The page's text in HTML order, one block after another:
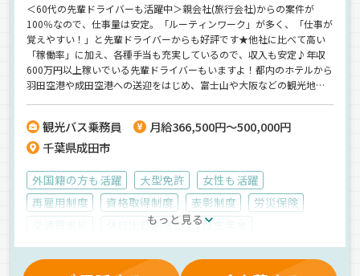
＜60代の先輩ドライバーも活躍中＞親会社(旅行会社)からの案件が
100％なので、仕事量は安定。「ルーティンワーク」が多く、「仕事が
覚えやすい！」と先輩ドライバーからも好評です★他社に比べて高い
「稼働率」に加え、各種手当も充実しているので、収入も安定♪年収
600万円以上稼いでいる先輩ドライバーもいますよ！都内のホテルから
羽田空港や成田空港への送迎をはじめ、富士山や大阪などの観光地に
募集中！＞【勤続5年で年収800万円、勤続10年で年収1,000万円オー
バーも目指せる‼】
観光バス乗務員
月給366,500円～500,000円
千葉県成田市
外国籍の方も活躍 大型免許
女性も活躍
再雇用制度
資格取得制度 表彰制度
労災保険
休日出勤割増金
厚生年金
マイカー通勤可
雇用保険 有給休暇
寮完備
健康保険
深夜手当 残業手当 無事故手当
早朝
もっと見る